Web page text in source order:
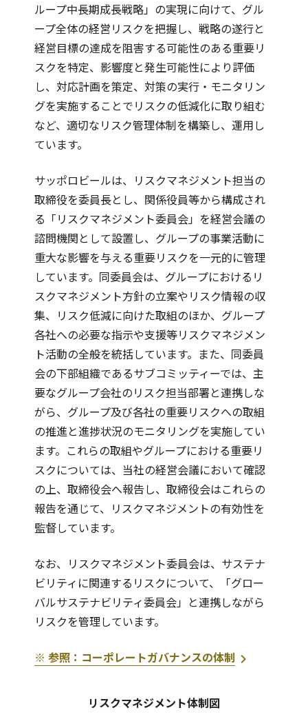
ループ中長期成長戦略」の実現に向けて、グル
ープ全体の経営リスクを把握し、戦略の遂行と
経営目標の達成を阻害する可能性のある重要リ
スクを特定、影響度と発生可能性により評価
し、対応計画を策定、対策の実行・モニタリン
グを実施することでリスクの低減化に取り組む
など、適切なリスク管理体制を構築し、運用し
ています。
サッポロビールは、リスクマネジメント担当の
取締役を委員長とし、関係役員等から構成され
る「リスクマネジメント委員会」を経営会議の
諮問機関として設置し、グループの事業活動に
重大な影響を与える重要リスクを一元的に管理
しています。同委員会は、グループにおけるリ
スクマネジメント方針の立案やリスク情報の収
集、リスク低減に向けた取組のほか、グループ
各社への必要な指示や支援等リスクマネジメン
ト活動の全般を統括しています。また、同委員
会の下部組織であるサブコミッティーでは、主
要なグループ会社のリスク担当部署と連携しな
がら、グループ及び各社の重要リスクへの取組
の推進と進捗状況のモニタリングを実施してい
ます。これらの取組やグループにおける重要リ
スクについては、当社の経営会議において確認
の上、取締役会へ報告し、取締役会はこれらの
報告を通じて、リスクマネジメントの有効性を
監督しています。
なお、リスクマネジメント委員会は、サステナ
ビリティに関連するリスクについて、「グロー
バルサステナビリティ委員会」と連携しながら
リスクを管理しています。
※ 参照：コーポレートガバナンスの体制
リスクマネジメント体制図